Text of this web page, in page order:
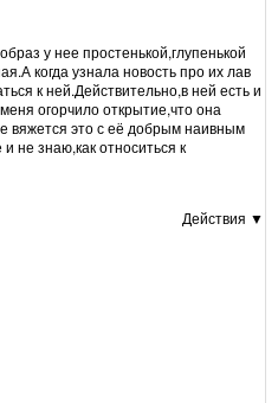
у нее простенькой,глупенькой
когда узнала новость про их лав
к ней.Действительно,в ней есть и
огорчило открытие,что она
вяжется это с её добрым наивным
не знаю,как относиться к
Действия ▼